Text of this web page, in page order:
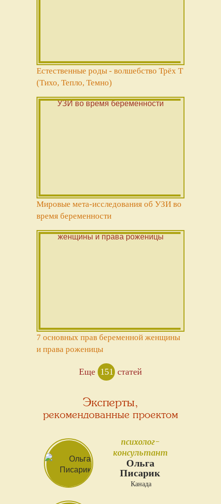
Естественные роды - волшебство Трёх Т
(Тихо, Тепло, Темно)
Мировые мета-исследования об УЗИ во
время беременности
7 основных прав беременной женщины
и права роженицы
Еще 151 статей
Эксперты,
рекомендованные проектом
психолог-
консультант
Ольга
Писарик
Канада